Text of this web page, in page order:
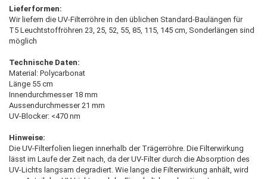
Lieferformen:
Wir liefern die UV-Filterröhre in den üblichen Standard-Baulängen für
T5 Leuchtstoffröhren 23, 25, 52, 55, 85, 115, 145 cm, Sonderlängen sind
möglich
Technische Daten:
Material: Polycarbonat
Länge 55 cm
Innendurchmesser 18 mm
Aussendurchmesser 21 mm
UV-Blocker: <470 nm
Hinweise:
Die UV-Filterfolien liegen innerhalb der Trägerröhre. Die Filterwirkung
lässt im Laufe der Zeit nach, da der UV-Filter durch die Absorption des
UV-Lichts langsam degradiert. Wie lange die Filterwirkung anhält, wird